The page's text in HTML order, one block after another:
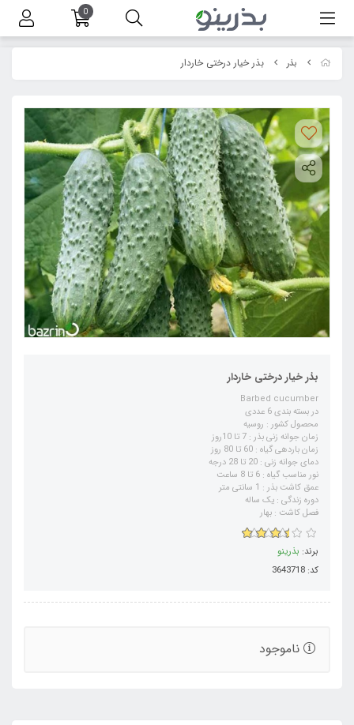
بذر بذر خیار درختی خاردار
بذر خیار درختی خاردار
Barbed cucumber
در بسته بندی 6 عددی
محصول کشور : روسیه
زمان جوانه زنی بذر : 7 تا 10روز
زمان باردهی گیاه : 60 تا 80 روز
دمای جوانه زنی : 20 تا 28 درجه
نور مناسب گیاه : 6 تا 8 ساعت
عمق کاشت بذر : 1 سانتی متر
دوره زندگی : یک ساله
فصل کاشت : بهار
برند: بذرینو
کد: 3643718
ناموجود
0